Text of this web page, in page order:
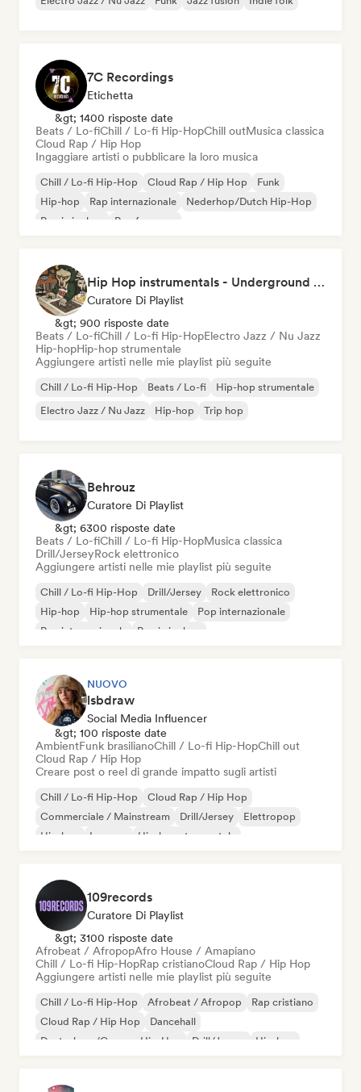
7C Recordings
Etichetta
&gt; 1400 risposte date
Beats / Lo-fiChill / Lo-fi Hip-HopChill outMusica classica
Cloud Rap / Hip Hop
Ingaggiare artisti o pubblicare la loro musica
Chill / Lo-fi Hip-Hop Cloud Rap / Hip Hop
Funk
Hip-hop
Rap internazionale
Nederhop/Dutch Hip-Hop
Rap in inglese
Rap francese
Hip Hop instrumentals - Underground boombap & Lo Fi Hip Hop (by Snaap)
Curatore Di Playlist
&gt; 900 risposte date
Beats / Lo-fiChill / Lo-fi Hip-HopElectro Jazz / Nu Jazz
Hip-hopHip-hop strumentale
Aggiungere artisti nelle mie playlist più seguite
Chill / Lo-fi Hip-Hop Beats / Lo-fi
Hip-hop strumentale
Electro Jazz / Nu Jazz
Hip-hop Trip hop
Behrouz
Curatore Di Playlist
&gt; 6300 risposte date
Beats / Lo-fiChill / Lo-fi Hip-HopMusica classica
Drill/JerseyRock elettronico
Aggiungere artisti nelle mie playlist più seguite
Chill / Lo-fi Hip-Hop Drill/Jersey
Rock elettronico
Hip-hop
Hip-hop strumentale
Pop internazionale
Rap internazionale
Rap in inglese
NUOVO
lsbdraw
Social Media Influencer
&gt; 100 risposte date
AmbientFunk brasilianoChill / Lo-fi Hip-HopChill out
Cloud Rap / Hip Hop
Creare post o reel di grande impatto sugli artisti
Chill / Lo-fi Hip-Hop
Cloud Rap / Hip Hop
Commerciale / Mainstream
Drill/Jersey
Elettropop
Hip-hop
Iperpop Hip-hop strumentale
109records
Curatore Di Playlist
&gt; 3100 risposte date
Afrobeat / AfropopAfro House / Amapiano
Chill / Lo-fi Hip-HopRap cristianoCloud Rap / Hip Hop
Aggiungere artisti nelle mie playlist più seguite
Chill / Lo-fi Hip-Hop Afrobeat / Afropop
Rap cristiano
Cloud Rap / Hip Hop
Dancehall
Deutschrap/German Hip-Hop
Drill/Jersey Hip-hop